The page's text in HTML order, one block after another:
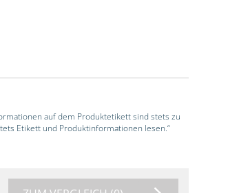
auf dem Produktetikett sind stets zu
Etikett und Produktinformationen lesen.“